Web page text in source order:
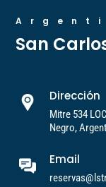
San
Dirección
Mitre 534
Negro,
Email